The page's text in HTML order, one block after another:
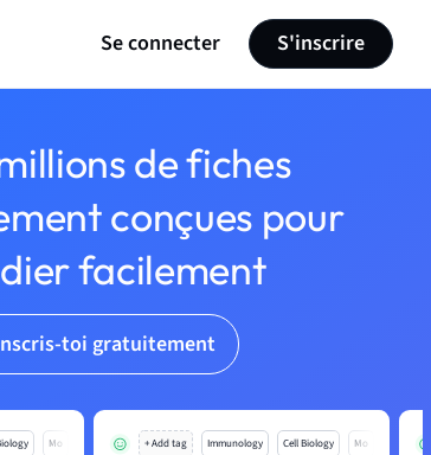
Se connecter S'inscrire
de fiches
conçues pour
facilement
toi gratuitement
Mo + Add tag Immunology Cell Biology Mo